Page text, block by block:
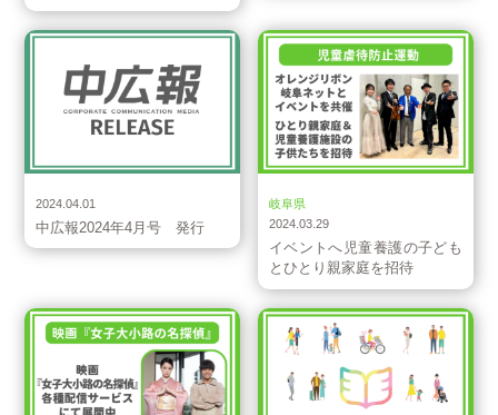
2024.04.01
中広報2024年4月号 発行
岐阜県
2024.03.29
イベントへ児童養護の子ども
とひとり親家庭を招待